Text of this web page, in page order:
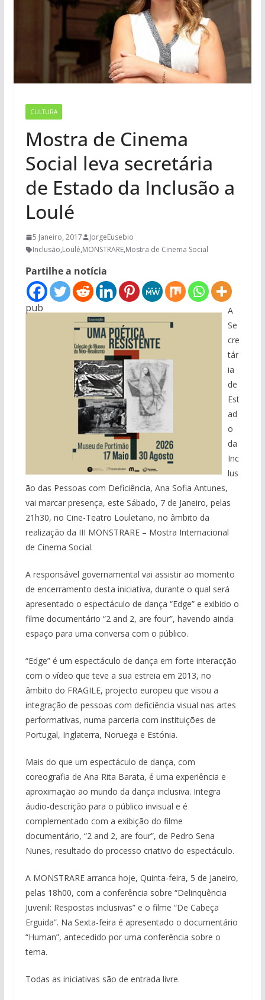
CULTURA
Mostra de Cinema
Social leva secretária
de Estado da Inclusão a
Loulé
5 Janeiro, 2017
JorgeEusebio
Inclusão,Loulé,MONSTRARE,Mostra de Cinema Social
Partilhe a notícia
pub
A
Se
cre
tár
ia
de
Est
ad
o
da
Inc
lus
ão das Pessoas com Deficiência, Ana Sofia Antunes,
vai marcar presença, este Sábado, 7 de Janeiro, pelas
21h30, no Cine-Teatro Louletano, no âmbito da
realização da III MONSTRARE – Mostra Internacional
de Cinema Social.
A responsável governamental vai assistir ao momento
de encerramento desta iniciativa, durante o qual será
apresentado o espectáculo de dança “Edge” e exibido o
filme documentário “2 and 2, are four”, havendo ainda
espaço para uma conversa com o público.
“Edge” é um espectáculo de dança em forte interacção
com o vídeo que teve a sua estreia em 2013, no
âmbito do FRAGILE, projecto europeu que visou a
integração de pessoas com deficiência visual nas artes
performativas, numa parceria com instituições de
Portugal, Inglaterra, Noruega e Estónia.
Mais do que um espectáculo de dança, com
coreografia de Ana Rita Barata, é uma experiência e
aproximação ao mundo da dança inclusiva. Integra
áudio-descrição para o público invisual e é
complementado com a exibição do filme
documentário, “2 and 2, are four”, de Pedro Sena
Nunes, resultado do processo criativo do espectáculo.
AMONSTRARE arranca hoje, Quinta-feira, 5 de Janeiro,
pelas 18h00, com a conferência sobre “Delinquência
Juvenil: Respostas inclusivas” e o filme “De Cabeça
Erguida”. Na Sexta-feira é apresentado o documentário
“Human”, antecedido por uma conferência sobre o
tema.
Todas as iniciativas são de entrada livre.